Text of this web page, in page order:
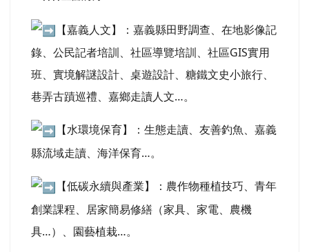
【嘉義人文】：嘉義縣田野調查、在地影像記
錄、公民記者培訓、社區導覽培訓、社區GIS實用
班、實境解謎設計、桌遊設計、糖鐵文史小旅行、
巷弄古蹟巡禮、嘉鄉走讀人文…。
【水環境保育】：生態走讀、友善釣魚、嘉義
縣流域走讀、海洋保育…。
【低碳永續與產業】：農作物種植技巧、青年
創業課程、居家簡易修繕（家具、家電、農機
具…）、園藝植栽…。